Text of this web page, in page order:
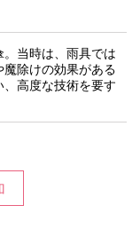
当時は、雨具では
除けの効果がある
高度な技術を要す